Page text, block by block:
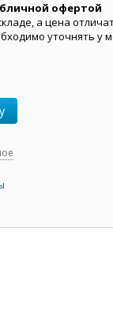
офертой
а цена
уточнять у